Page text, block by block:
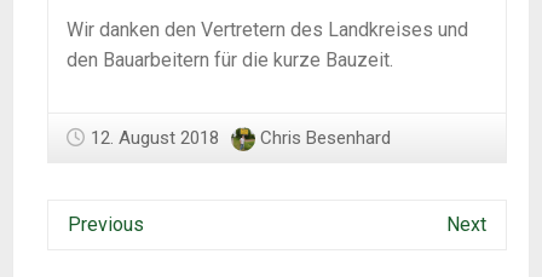
Wir danken den Vertretern des Landkreises und
den Bauarbeitern für die kurze Bauzeit.
12. August 2018 Chris Besenhard
Previous Next